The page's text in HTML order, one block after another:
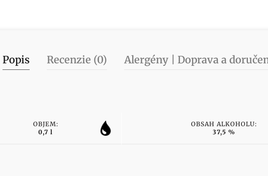
Popis Recenzie (0) Alergény | Doprava a
OBJEM:
0,7 l
OBSAH ALKOHOLU:
37,5 %